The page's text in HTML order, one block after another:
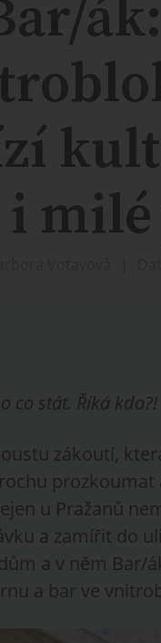
i milé
co stát. Říká kdo?!
zákoutí,
prozkoumat
u Pražanů
a zamířit do
a v něm Bar/
a bar ve